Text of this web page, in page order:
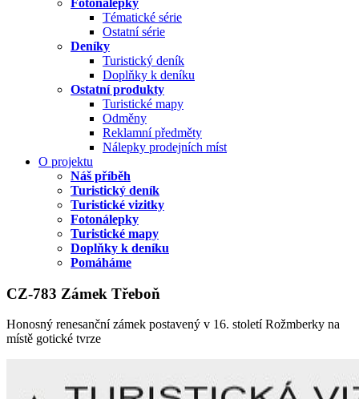
Fotonálepky
Tématické série
Ostatní série
Deníky
Turistický deník
Doplňky k deníku
Ostatní produkty
Turistické mapy
Odměny
Reklamní předměty
Nálepky prodejních míst
O projektu
Náš příběh
Turistický deník
Turistické vizitky
Fotonálepky
Turistické mapy
Doplňky k deníku
Pomáháme
CZ-783 Zámek Třeboň
Honosný renesanční zámek postavený v 16. století Rožmberky na
místě gotické tvrze